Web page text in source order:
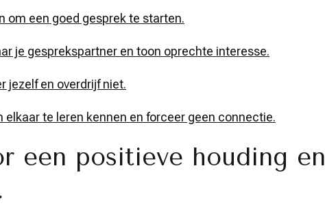
om een goed gesprek te starten.
je gesprekspartner en toon oprechte interesse.
jezelf en overdrijf niet.
elkaar te leren kennen en forceer geen connectie.
een positieve houding en